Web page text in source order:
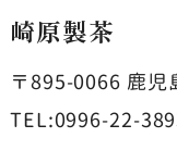
崎原製茶
〒895-0066 鹿児
TEL:0996-22-